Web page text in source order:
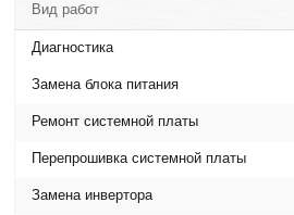
Вид работ
Диагностика
Замена блока питания
Ремонт системной платы
Перепрошивка системной платы
Замена инвертора